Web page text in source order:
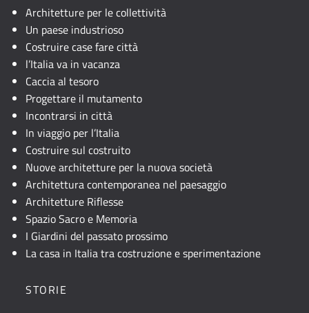
JavaScript.Architetture per le collettività
Un paese industrioso
Costruire case fare città
l’Italia va in vacanza
Caccia al tesoro
Progettare il mutamento
Incontrarsi in città
In viaggio per l’Italia
Costruire sul costruito
Nuove architetture per la nuova società
Architettura contemporanea nel paesaggio
Architetture Riflesse
Spazio Sacro e Memoria
I Giardini del passato prossimo
La casa in Italia tra costruzione e sperimentazione
STORIE